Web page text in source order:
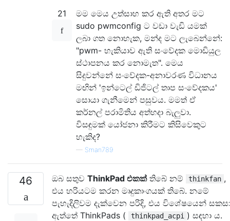
21
මම මෙය උත්සාහ කර ඇති අතර මට
sudo pwmconfig ට වඩා වැඩි යමක්
ලබා ගත නොහැක, මන්ද මට ලැබෙන්නේ:
"pwm- හැකියාව ඇති සංවේදක මොඩියුල
ස්ථාපනය කර නොමැත". මෙය
සිදුවන්නේ සංවේදක-අනාවරණ විධානය
මඟින් 'ඉන්ටෙල් ඩිජිටල් තාප සංවේදකය'
සොයා ගැනීමෙන් පසුවය. මමත් ඒ
කර්නල් පරාමිතිය අත්හදා බැලුවා.
විසඳුමක් යෝජනා කිරීමට කිසිවෙකුට
හැකිද?
— Sman789
46 ඔබ සතුව ThinkPad එකක්තිබේ නම් thinkfan ,
එය හරියටම කරන මෘදුකාංගයක් තිබේ. නමේ
පැහැදිලිවම දැක්වෙන පරිදි, එය විශේෂයෙන්
ඇත්තේ ThinkPads (
thinkpad_acpi ) සඳහා ය.